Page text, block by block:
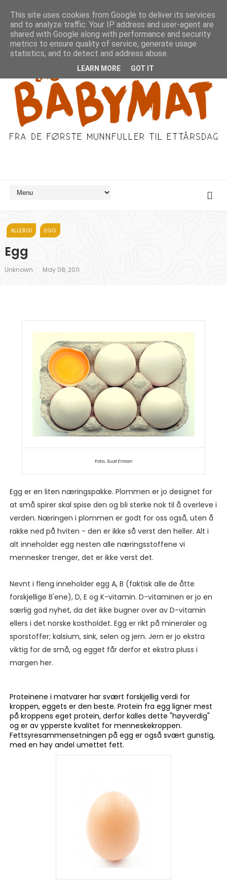
ALLERGI EGG
Egg
Unknown May 08, 2011
Foto; Suat Emran
Egg er en liten næringspakke. Plommen er jo designet for
at små spirer skal spise den og bli sterke nok til å overleve i
verden. Næringen i plommen er godt for oss også, uten å
rakke ned på hviten - den er ikke så verst den heller. Alt i
alt inneholder egg nesten alle næringsstoffene vi
mennesker trenger, det er ikke verst det.
Nevnt i fleng inneholder egg A, B (faktisk alle de åtte
forskjellige B'ene), D, E og K-vitamin. D-vitaminen er jo en
særlig god nyhet, da det ikke bugner over av D-vitamin
ellers i det norske kostholdet. Egg er rikt på mineraler og
sporstoffer; kalsium, sink, selen og jern. Jern er jo ekstra
viktig for de små, og egget får derfor et ekstra pluss i
margen her.
Proteinene i matvarer har svært forskjellig verdi for
kroppen, eggets er den beste. Protein fra egg ligner mest
på kroppens eget protein, derfor kalles dette "høyverdig"
og er av ypperste kvalitet for menneskekroppen.
Fettsyresammensetningen på egg er også svært gunstig,
med en høy andel umettet fett.
This site uses cookies from Google to deliver its services
and to analyze traffic. Your IP address and user-agent are
shared with Google along with performance and security
metrics to ensure quality of service, generate usage
statistics, and to detect and address abuse.
LEARN MORE GOT IT